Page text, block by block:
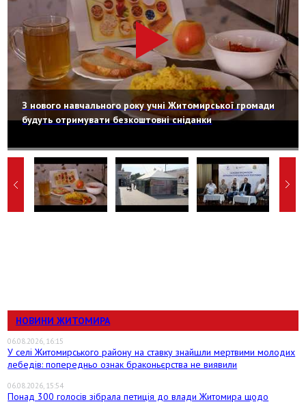
З нового навчального року учні Житомирської громади
будуть отримувати безкоштовні сніданки
НОВИНИ ЖИТОМИРА
06.08.2026, 16:15
У селі Житомирського району на ставку знайшли мертвими молодих
лебедів: попередньо ознак браконьєрства не виявили
06.08.2026, 15:54
Понад 300 голосів зібрала петиція до влади Житомира щодо